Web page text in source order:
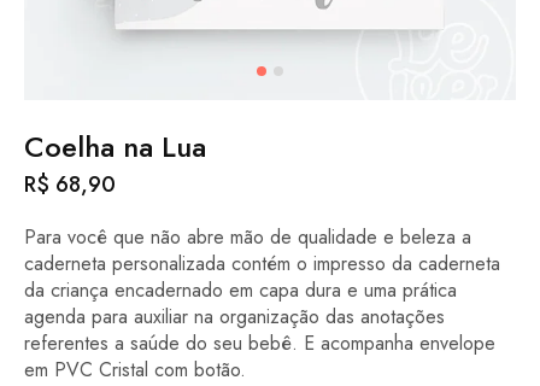
Coelha na Lua
R$ 68,90
Para você que não abre mão de qualidade e beleza a
caderneta personalizada contém o impresso da caderneta
da criança encadernado em capa dura e uma prática
agenda para auxiliar na organização das anotações
referentes a saúde do seu bebê. E acompanha envelope
em PVC Cristal com botão.